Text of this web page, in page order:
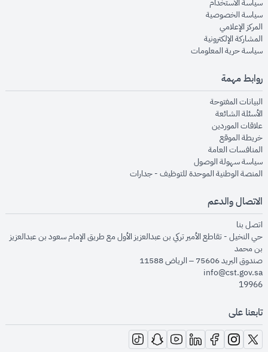
سياسة الاستخدام
سياسة الخصوصيةopens in new window
المركز الإعلاميopens in new window
المشاركة الإلكترونيةopens in new window
سياسة حرية المعلوماتopens in new window
روابط مهمة
البيانات المفتوحةopens in new window
الأسئلة الشائعةopens in new window
علاقات الموردينopens in new window
خريطة الموقعopens in new window
المنافسات العامةopens in new window
سياسة سهولة الوصولopens in new window
المنصة الوطنية الموحدة للتوظيف - جداراتopens in new window
الاتصال والدعم
اتصل بنا
حي النخيل - تقاطع الأمير تركي بن عبدالعزيز الأول مع طريق الإمام سعود بن عبدالعزيز
بن محمد
صندوق البريد 75606 – الرياض 11588
info@cst.gov.sa
19966
تابعنا على
opens in new window
opens in new window
opens in new window
opens in new window
opens in new window
opens in new window
opens in new window